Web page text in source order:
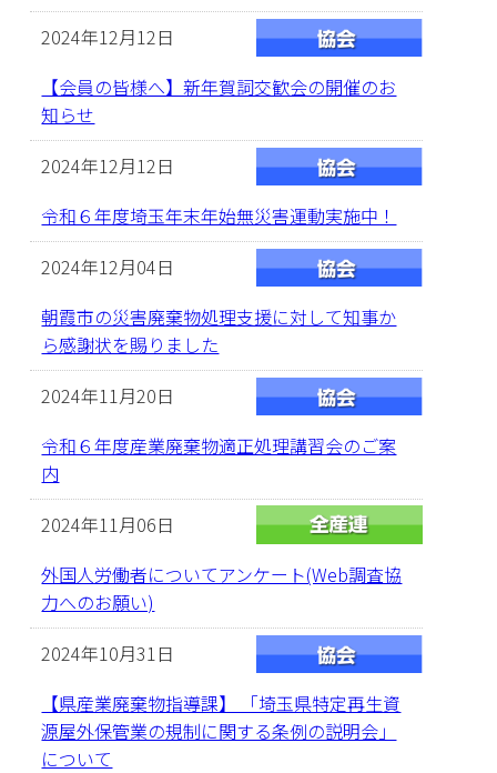
2024年12月12日
【会員の皆様へ】新年賀詞交歓会の開催のお
知らせ
2024年12月12日
令和６年度埼玉年末年始無災害運動実施中！
2024年12月04日
朝霞市の災害廃棄物処理支援に対して知事か
ら感謝状を賜りました
2024年11月20日
令和６年度産業廃棄物適正処理講習会のご案
内
2024年11月06日
外国人労働者についてアンケート(Web調査協
力へのお願い)
2024年10月31日
【県産業廃棄物指導課】 「埼玉県特定再生資
源屋外保管業の規制に関する条例の説明会」
について